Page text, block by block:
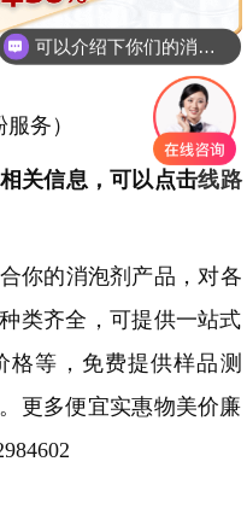
务）
关信息，可以点击线路
你的消泡剂产品，对各
类齐全，可提供一站式
格等，免费提供样品测
更多便宜实惠物美价廉
可以介绍下你们的消泡剂么